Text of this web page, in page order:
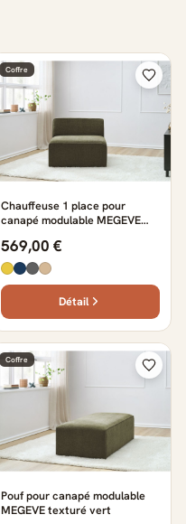
Coffre
Chauffeuse 1 place pour
canapé modulable MEGEVE
569,00 €
Détail
Coffre
Pouf pour canapé modulable
MEGEVE texturé vert